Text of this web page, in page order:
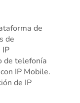
de
de
de telefonía
IP Mobile.
de IP